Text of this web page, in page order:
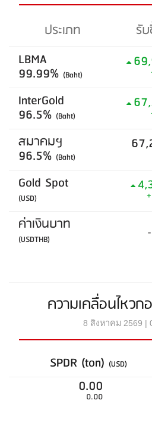
ประเภท รั
LBMA
99.99% (Baht)
InterGold
96.5% (Baht)
สมาคมฯ
96.5% (Baht)
Gold Spot
(USD)
ค่าเงินบาท
(USDTHB) -
ความเคลื่อนไหว
8 สิงหาคม 2569 |
SPDR (ton) (USD)
0.00
0.00